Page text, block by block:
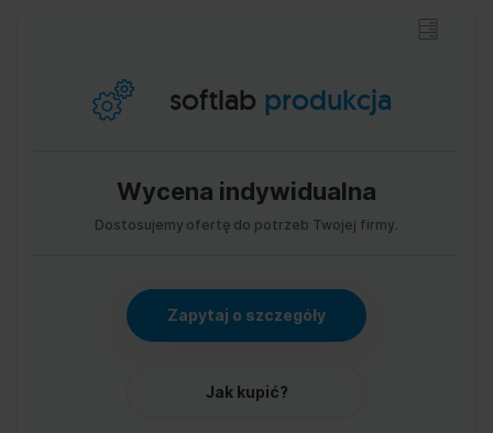
softlab produkcja
Wycena indywidualna
Dostosujemy ofertę do potrzeb Twojej firmy.
Zapytaj o szczegóły
Jak kupić?